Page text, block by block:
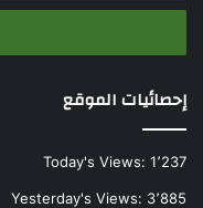
الإلكتروني
إحصائيات الموقع
Today's Views: 1٬237
Yesterday's Views: 3٬885